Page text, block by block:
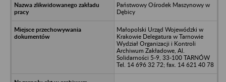
Państwowy Ośrodek Maszynowy w
Dębicy
Małopolski Urząd Wojewódzki w
Krakowie Delegatura w Tarnowie
Wydział Organizacji i Kontroli
Archiwum Zakładowe, Al.
Solidarności 5-9, 33-100 TARNÓW
Tel. 14 696 32 72; fax. 14 621 40 78